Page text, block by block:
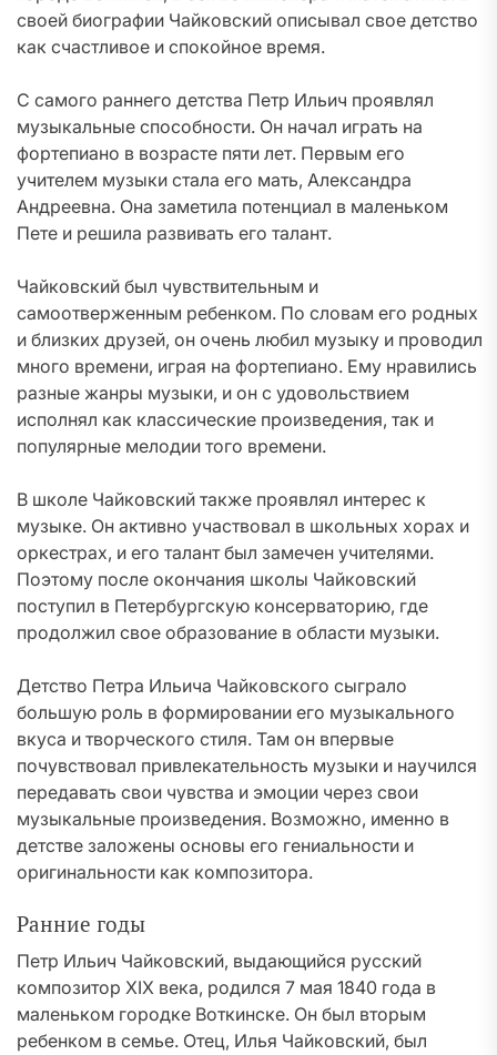
своей биографии Чайковский описывал свое детство
как счастливое и спокойное время.
С самого раннего детства Петр Ильич проявлял
музыкальные способности. Он начал играть на
фортепиано в возрасте пяти лет. Первым его
учителем музыки стала его мать, Александра
Андреевна. Она заметила потенциал в маленьком
Пете и решила развивать его талант.
Чайковский был чувствительным и
самоотверженным ребенком. По словам его родных
и близких друзей, он очень любил музыку и проводил
много времени, играя на фортепиано. Ему нравились
разные жанры музыки, и он с удовольствием
исполнял как классические произведения, так и
популярные мелодии того времени.
В школе Чайковский также проявлял интерес к
музыке. Он активно участвовал в школьных хорах и
оркестрах, и его талант был замечен учителями.
Поэтому после окончания школы Чайковский
поступил в Петербургскую консерваторию, где
продолжил свое образование в области музыки.
Детство Петра Ильича Чайковского сыграло
большую роль в формировании его музыкального
вкуса и творческого стиля. Там он впервые
почувствовал привлекательность музыки и научился
передавать свои чувства и эмоции через свои
музыкальные произведения. Возможно, именно в
детстве заложены основы его гениальности и
оригинальности как композитора.
Ранние годы
Петр Ильич Чайковский, выдающийся русский
композитор XIX века, родился 7 мая 1840 года в
маленьком городке Воткинске. Он был вторым
ребенком в семье. Отец, Илья Чайковский, был